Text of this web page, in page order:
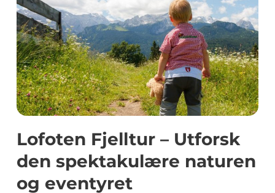
Lofoten Fjelltur – Utforsk
den spektakulære naturen
og eventyret